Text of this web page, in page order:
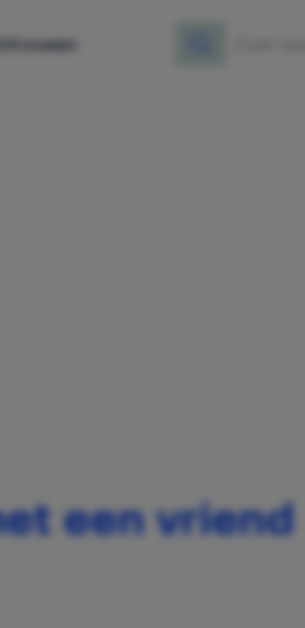
Vrouwen Zoeken
een vriend